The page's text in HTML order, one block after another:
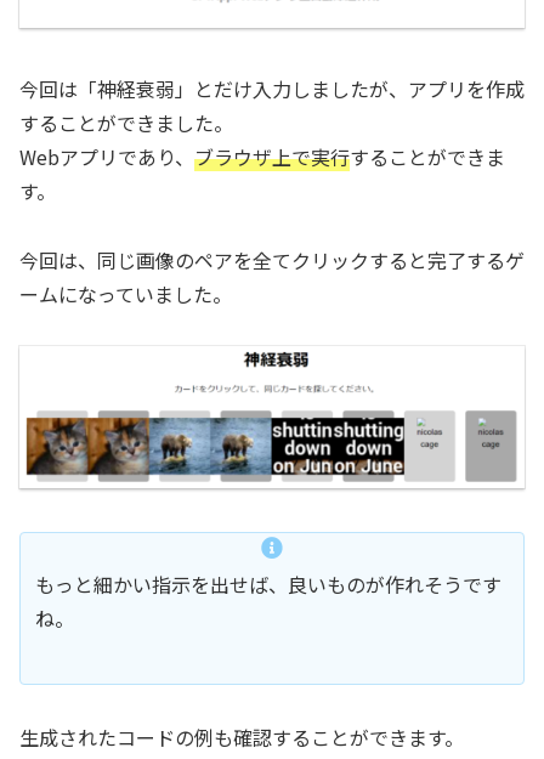
今回は「神経衰弱」とだけ入力しましたが、アプリを作成
することができました。
Webアプリであり、 ブラウザ上で実行することができま
す。
今回は、同じ画像のペアを全てクリックすると完了するゲ
ームになっていました。
もっと細かい指示を出せば、良いものが作れそうです
ね。
生成されたコードの例も確認することができます。